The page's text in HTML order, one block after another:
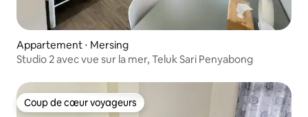
Appartement ⋅ Mersing
Studio 2 avec vue sur la mer, Teluk Sari Penyabong
Coup de cœur voyageurs
Coup de cœur voyageurs